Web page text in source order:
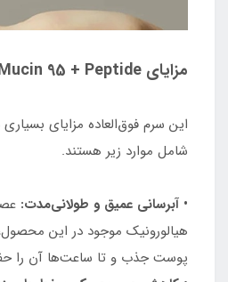
مزایای JUMISO Snail Mucin 95 + Peptide
این سرم فوق‌العاده مزایای بسیاری
شامل موارد زیر هستند.
• آبرسانی عمیق و طولانی‌مدت:
هیالورونیک موجود در این
پوست جذب و تا ساعت‌ها آن را